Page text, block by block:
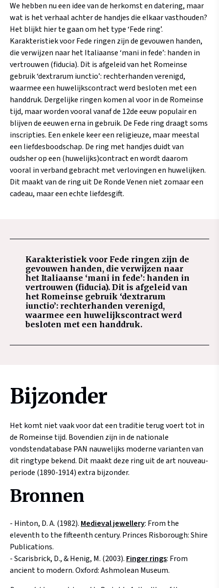
We hebben nu een idee van de herkomst en datering, maar
wat is het verhaal achter de handjes die elkaar vasthouden?
Het blijkt hier te gaan om het type ‘Fede ring’.
Karakteristiek voor Fede ringen zijn de gevouwen handen,
die verwijzen naar het Italiaanse ‘mani in fede’: handen in
vertrouwen (fiducia). Dit is afgeleid van het Romeinse
gebruik ‘dextrarum iunctio’: rechterhanden verenigd,
waarmee een huwelijkscontract werd besloten met een
handdruk. Dergelijke ringen komen al voor in de Romeinse
tijd, maar worden vooral vanaf de 12de eeuw populair en
blijven de eeuwen erna in gebruik. De Fede ring draagt soms
inscripties. Een enkele keer een religieuze, maar meestal
een liefdesboodschap. De ring met handjes duidt van
oudsher op een (huwelijks)contract en wordt daarom
vooral in verband gebracht met verlovingen en huwelijken.
Dit maakt van de ring uit De Ronde Venen niet zomaar een
cadeau, maar een echte liefdesgift.
Karakteristiek voor Fede ringen zijn de
gevouwen handen, die verwijzen naar
het Italiaanse ‘mani in fede’: handen in
vertrouwen (fiducia). Dit is afgeleid van
het Romeinse gebruik ‘dextrarum
iunctio’: rechterhanden verenigd,
waarmee een huwelijkscontract werd
besloten met een handdruk.
Bijzonder
Het komt niet vaak voor dat een traditie terug voert tot in
de Romeinse tijd. Bovendien zijn in de nationale
vondstendatabase PAN nauwelijks moderne varianten van
dit ringtype bekend. Dit maakt deze ring uit de art nouveau-
periode (1890-1914) extra bijzonder.
Bronnen
- Hinton, D. A. (1982).Medieval jewellery: From the
eleventh to the fifteenth century. Princes Risborough: Shire
Publications.
- Scarisbrick, D., & Henig, M. (2003).Finger rings: From
ancient to modern. Oxford: Ashmolean Museum.